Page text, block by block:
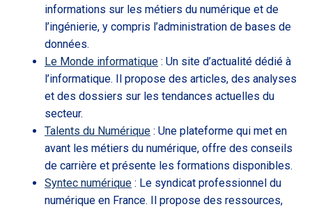
informations sur les métiers du numérique et de
l’ingénierie, y compris l’administration de bases de
données.
Le Monde informatique : Un site d’actualité dédié à
l’informatique. Il propose des articles, des analyses
et des dossiers sur les tendances actuelles du
secteur.
Talents du Numérique : Une plateforme qui met en
avant les métiers du numérique, offre des conseils
de carrière et présente les formations disponibles.
Syntec numérique : Le syndicat professionnel du
numérique en France. Il propose des ressources,